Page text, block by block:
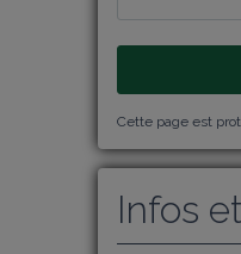
Cette page est
Infos